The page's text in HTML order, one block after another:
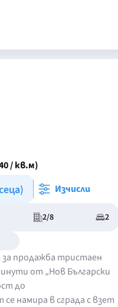
/ кв.м)
Изчисли
2/8 2
продажба тристаен
от „Нов Български
до
намира в сграда с взет